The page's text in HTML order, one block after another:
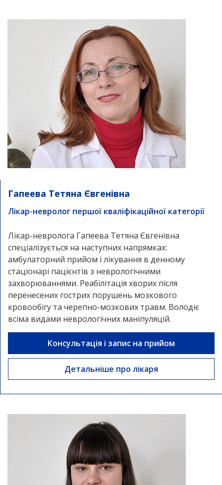
Гапеева Тетяна Євгенівна
Лікар-невролог першої кваліфікаційної категорії
Лікар-невролога Гапеева Тетяна Євгенівна
спеціалізується на наступних напрямках:
амбулаторний прийом і лікування в денному
стаціонарі пацієнтів з неврологічними
захворюваннями. Реабілітація хворих після
перенесених гострих порушень мозкового
кровообігу та черепно-мозкових травм. Володіє
всіма видами неврологічних маніпуляцій.
Консультація і запис на прийом
Детальніше про лікаря